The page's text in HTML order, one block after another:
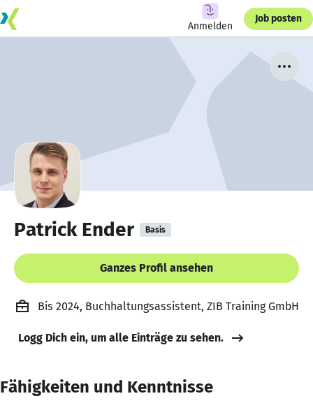
Anmelden
Job posten
Patrick Ender Basis
Ganzes Profil ansehen
Bis 2024, Buchhaltungsassistent, ZIB Training GmbH
Logg Dich ein, um alle Einträge zu sehen.
Fähigkeiten und Kenntnisse